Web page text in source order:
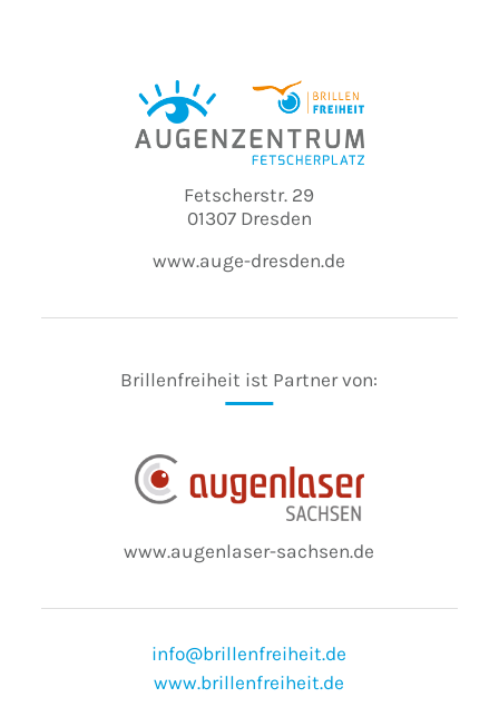
Fetscherstr. 29
01307 Dresden
www.auge-dresden.de
Brillenfreiheit ist Partner von:
www.augenlaser-sachsen.de
info@brillenfreiheit.de
www.brillenfreiheit.de